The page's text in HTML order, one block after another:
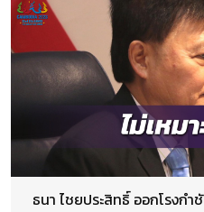
ธนา ไชยประสิทธิ์ ออกโรงก